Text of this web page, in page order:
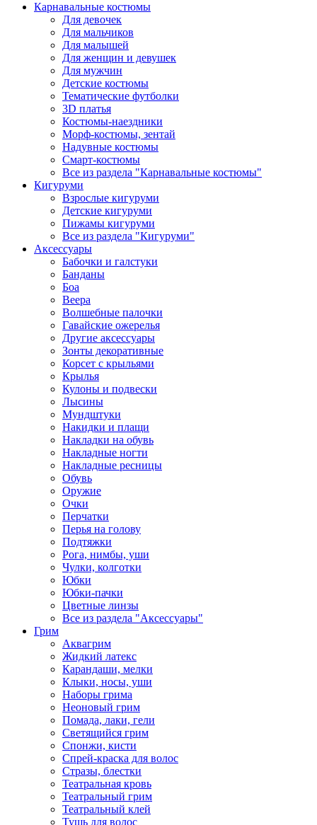
Карнавальные костюмы
Для девочек
Для мальчиков
Для малышей
Для женщин и девушек
Для мужчин
Детские костюмы
Тематические футболки
3D платья
Костюмы-наездники
Морф-костюмы, зентай
Надувные костюмы
Смарт-костюмы
Все из раздела "Карнавальные костюмы"
Кигуруми
Взрослые кигуруми
Детские кигуруми
Пижамы кигуруми
Все из раздела "Кигуруми"
Аксессуары
Бабочки и галстуки
Банданы
Боа
Веера
Волшебные палочки
Гавайские ожерелья
Другие аксессуары
Зонты декоративные
Корсет с крыльями
Крылья
Кулоны и подвески
Лысины
Мундштуки
Накидки и плащи
Накладки на обувь
Накладные ногти
Накладные ресницы
Обувь
Оружие
Очки
Перчатки
Перья на голову
Подтяжки
Рога, нимбы, уши
Чулки, колготки
Юбки
Юбки-пачки
Цветные линзы
Все из раздела "Аксессуары"
Грим
Аквагрим
Жидкий латекс
Карандаши, мелки
Клыки, носы, уши
Наборы грима
Неоновый грим
Помада, лаки, гели
Светящийся грим
Спонжи, кисти
Спрей-краска для волос
Стразы, блестки
Театральная кровь
Театральный грим
Театральный клей
Тушь для волос